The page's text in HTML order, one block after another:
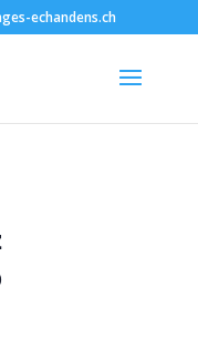
echandens.ch